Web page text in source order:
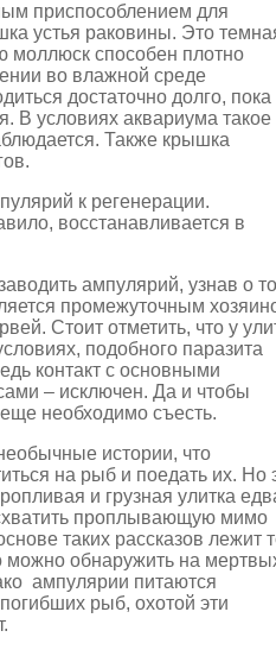
приспособлением для
устья раковины. Это
моллюск способен плотно
во влажной среде
достаточно долго, пока
В условиях аквариума такое
Также крышка
к регенерации.
восстанавливается в
ампулярий, узнав о
промежуточным
Стоит отметить, что у
подобного паразита
контакт с основными
– исключен. Да и чтобы
необходимо съесть.
истории, что
на рыб и поедать их. Но
и грузная улитка
проплывающую мимо
таких рассказов лежит
можно обнаружить на
ампулярии питаются
рыб, охотой эти